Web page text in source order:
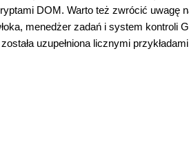
DOM. Warto też zwrócić uwagę
menedżer zadań i system kontroli
uzupełniona licznymi